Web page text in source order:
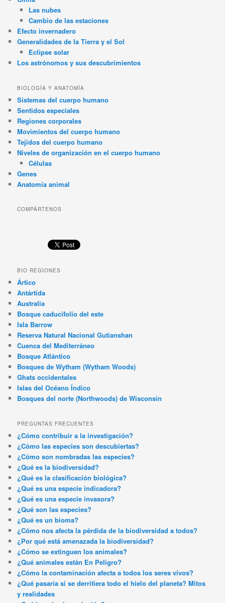
Las nubes
Cambio de las estaciones
Efecto invernadero
Generalidades de la Tierra y el Sol
Eclipse solar
Los astrónomos y sus descubrimientos
BIOLOGÍA Y ANATOMÍA
Sistemas del cuerpo humano
Sentidos especiales
Regiones corporales
Movimientos del cuerpo humano
Tejidos del cuerpo humano
Niveles de organización en el cuerpo humano
Células
Genes
Anatomía animal
COMPÁRTENOS
BIO REGIONES
Ártico
Antártida
Australia
Bosque caducifolio del este
Isla Barrow
Reserva Natural Nacional Gutianshan
Cuenca del Mediterráneo
Bosque Atlántico
Bosques de Wytham (Wytham Woods)
Ghats occidentales
Islas del Océano Índico
Bosques del norte (Northwoods) de Wisconsin
PREGUNTAS FRECUENTES
¿Cómo contribuir a la investigación?
¿Cómo las especies son descubiertas?
¿Cómo son nombradas las especies?
¿Qué es la biodiversidad?
¿Qué es la clasificación biológica?
¿Qué es una especie indicadora?
¿Qué es una especie invasora?
¿Qué son las especies?
¿Qué es un bioma?
¿Cómo nos afecta la pérdida de la biodiversidad a todos?
¿Por qué está amenazada la biodiversidad?
¿Cómo se extinguen los animales?
¿Qué animales están En Peligro?
¿Cómo la contaminación afecta a todos los seres vivos?
¿Qué pasaría si se derritiera todo el hielo del planeta? Mitos
y realidades